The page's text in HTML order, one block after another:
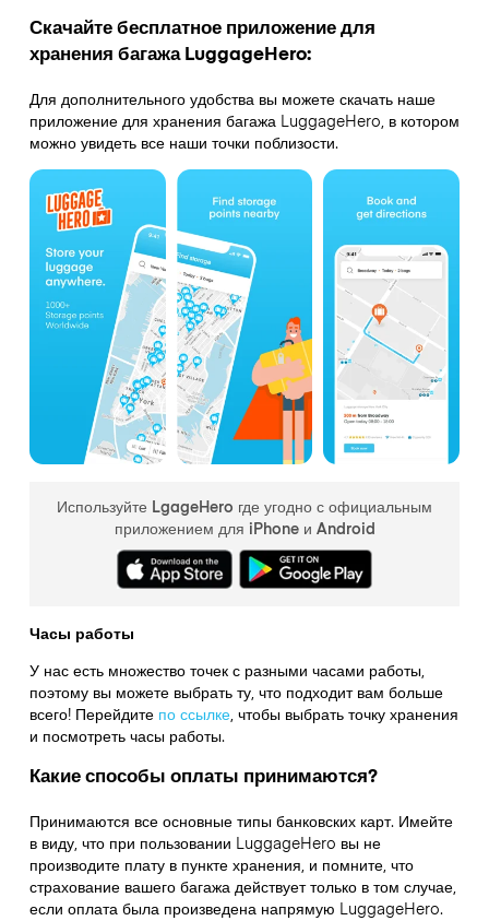
Скачайте бесплатное приложение для
хранения багажа LuggageHero:
Для дополнительного удобства вы можете скачать наше
приложение для хранения багажа LuggageHero, в котором
можно увидеть все наши точки поблизости.
Используйте LgageHero где угодно с официальным
приложением для iPhone и Android
Часы работы
У нас есть множество точек с разными часами работы,
поэтому вы можете выбрать ту, что подходит вам больше
всего! Перейдите по ссылке,чтобы выбрать точку хранения
и посмотреть часы работы.
Какие способы оплаты принимаются?
Принимаются все основные типы банковских карт. Имейте
в виду, что при пользовании LuggageHero вы не
производите плату в пункте хранения, и помните, что
страхование вашего багажа действует только в том случае,
если оплата была произведена напрямую LuggageHero.